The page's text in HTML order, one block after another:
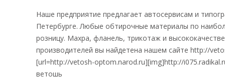
Наше предприятие предлагает автосервисам и
Петербурге. Любые обтирочные материалы по
розницу. Махра, фланель, трикотаж и
производителей вы найдетена нашем сайте http://
[url=http://vetosh-optom.narod.ru][img]http://
ветошь